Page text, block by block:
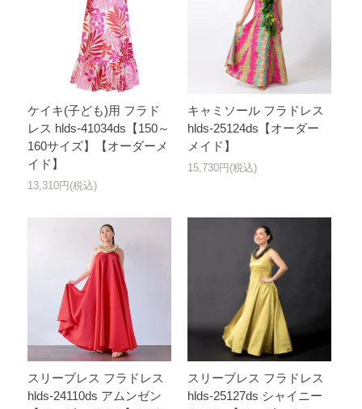
ケイキ(子ども)用 フラド
レス hlds-41034ds【150～
160サイズ】【オーダーメ
イド】
13,310円(税込)
キャミソール フラドレス
hlds-25124ds【オーダー
メイド】
15,730円(税込)
スリーブレス フラドレス
hlds-24110ds アムンゼン
スリーブレス フラドレス
hlds-25127ds シャイニー